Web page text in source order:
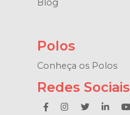
Blog
Polos
Conheça os Polos
Redes Sociais